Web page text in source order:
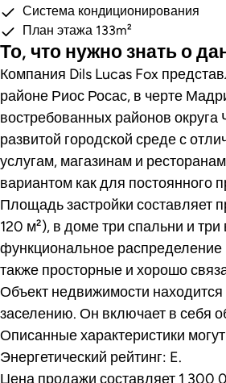
Система кондиционирования
План этажа 133m²
То, что нужно знать о
Компания Dils Lucas Fox
районе Риос Росас, в черте
востребованных районов
развитой городской среде с
услугам, магазинам и
вариантом как для постоянного
Площадь застройки составляет
120 м²), в доме три спальни и
функциональное распределение
также просторные и хорошо
Объект недвижимости
заселению. Он включает в себя
Описанные характеристики
Энергетический рейтинг: E.
Цена продажи составляет 1